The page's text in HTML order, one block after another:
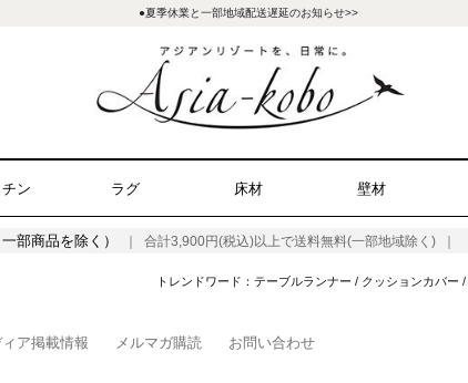
●夏季休業と一部地域配送遅延のお知らせ>>
ン ラグ 床材 壁材
部商品を除く） ｜ 合計3,900円(税込)以上で送料無料(一部地域除く) ｜
トレンドワード： テーブルランナー / クッションカバー /
ア掲載情報 メルマガ購読 お問い合わせ